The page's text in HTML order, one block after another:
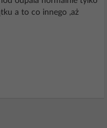
a to co innego ,aż